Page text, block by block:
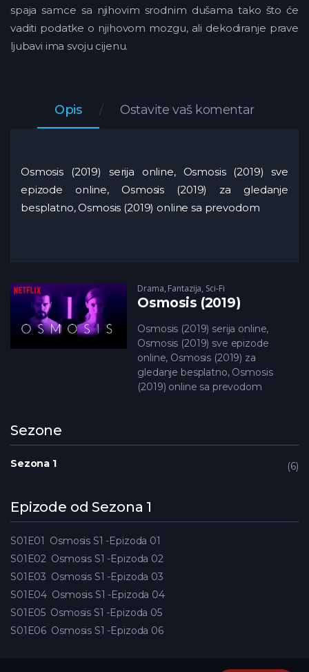
spaja samce sa njihovim srodnim dušama tako što će
vaditi podatke o njihovom mozgu, ali dekodiranje prave
ljubavi ima svoju cijenu.
Opis Ostavite vaš komentar
Osmosis (2019) serija online, Osmosis (2019) sve
epizode online, Osmosis (2019) za gledanje
besplatno, Osmosis (2019) online sa prevodom
Drama, Fantazija, Sci-Fi
Osmosis (2019)
Osmosis (2019) serija online,
Osmosis (2019) sve epizode
online, Osmosis (2019) za
gledanje besplatno, Osmosis
(2019) online sa prevodom
Sezone
Sezona 1 6
Epizode od Sezona 1
S01E01 Osmosis S1 -Epizoda 01
S01E02 Osmosis S1 -Epizoda 02
S01E03 Osmosis S1 -Epizoda 03
S01E04 Osmosis S1 -Epizoda 04
S01E05 Osmosis S1 -Epizoda 05
S01E06 Osmosis S1 -Epizoda 06